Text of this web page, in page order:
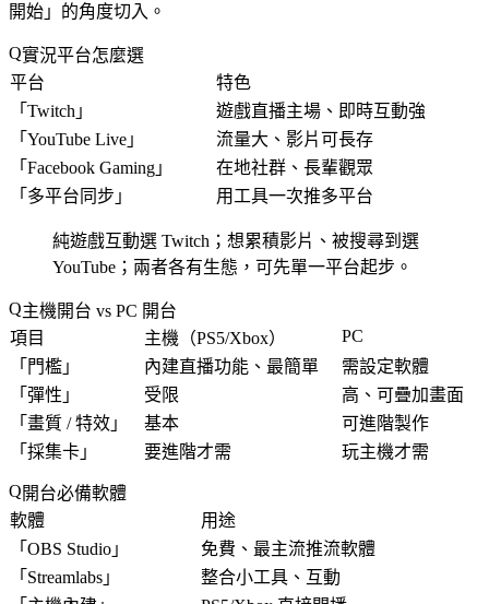
開始 」的角度切入。
實況平台怎麼選
平台
特色
「 Twitch 」
遊戲直播主場、即時互動強
「 YouTube Live 」
流量大、影片可長存
「 Facebook Gaming 」
在地社群、長輩觀眾
「 多平台同步 」 用工具一次推多平台
純遊戲互動選 Twitch；想累積影片、被搜尋到選
YouTube；兩者各有生態，可先單一平台起步。
主機開台 vs PC 開台
項目
主機（PS5/Xbox）
PC
「 門檻 」 內建直播功能、最簡單
需設定軟體
「 彈性 」 受限
高、可疊加畫面
「 畫質 / 特效 」 基本
可進階製作
「 採集卡 」 要進階才需 玩主機才需
開台必備軟體
軟體
用途
「 OBS Studio 」
免費、最主流推流軟體
「 Streamlabs 」
整合小工具、互動